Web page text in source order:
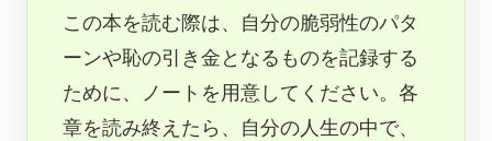
この本を読む際は、自分の脆弱性のパタ
ーンや恥の引き金となるものを記録する
ために、ノートを用意してください。各
章を読み終えたら、自分の人生の中で、